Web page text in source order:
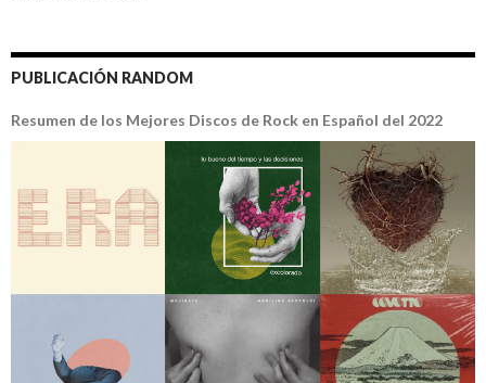
PUBLICACIÓN RANDOM
Resumen de los Mejores Discos de Rock en Español del 2022